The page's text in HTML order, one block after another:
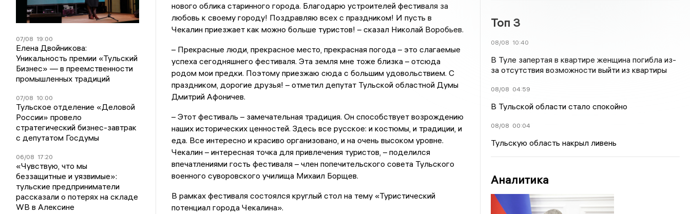
07/08 19:00
Елена Двойникова:
Уникальность премии «Тульский
Бизнес» — в преемственности
промышленных традиций
07/08 10:00
Тульское отделение «Деловой
России» провело
стратегический бизнес-завтрак
с депутатом Госдумы
06/08 17:20
«Чувствую, что мы
беззащитные и уязвимые»:
тульские предприниматели
рассказали о потерях на складе
WB в Алексине
нового облика старинного города. Благодарю устроителей фестиваля за
любовь к своему городу! Поздравляю всех с праздником! И пусть в
Чекалин приезжает как можно больше туристов! – сказал Николай Воробьев.
– Прекрасные люди, прекрасное место, прекрасная погода – это слагаемые
успеха сегодняшнего фестиваля. Эта земля мне тоже близка – отсюда
родом мои предки. Поэтому приезжаю сюда с большим удовольствием. С
праздником, дорогие друзья! – отметил депутат Тульской областной Думы
Дмитрий Афоничев.
– Этот фестиваль – замечательная традиция. Он способствует возрождению
наших исторических ценностей. Здесь все русское: и костюмы, и традиции, и
еда. Все интересно и красиво организовано, и на очень высоком уровне.
Чекалин – интересная точка для привлечения туристов, – поделился
впечатлениями гость фестиваля – член попечительского совета Тульского
военного суворовского училища Михаил Борщев.
В рамках фестиваля состоялся круглый стол на тему «Туристический
потенциал города Чекалина».
Топ 3
08/08 10:40
В Туле запертая в квартире женщина погибла из-
за отсутствия возможности выйти из квартиры
08/08 04:59
В Тульской области стало спокойно
08/08 00:04
Тульскую область накрыл ливень
Аналитика